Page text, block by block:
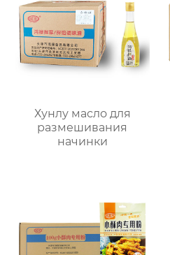
Хунлу масло для
размешивания
начинки